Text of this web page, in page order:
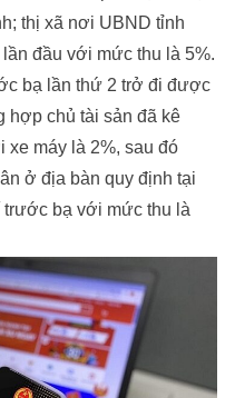
thị xã nơi UBND tỉnh
đầu với mức thu là 5%.
bạ lần thứ 2 trở đi được
hợp chủ tài sản đã kê
xe máy là 2%, sau đó
ở địa bàn quy định tại
trước bạ với mức thu là